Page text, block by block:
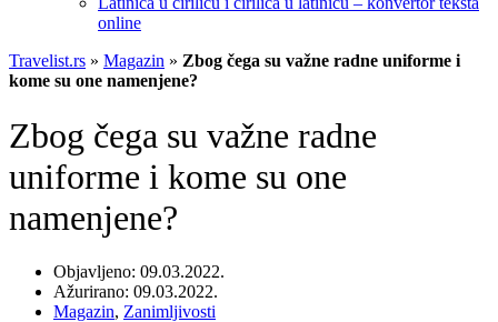
online
Travelist.rs » Magazin » Zbog čega su važne radne uniforme i
kome su one namenjene?
Zbog čega su važne radne
uniforme i kome su one
namenjene?
Objavljeno: 09.03.2022.
Ažurirano: 09.03.2022.
Magazin, Zanimljivosti